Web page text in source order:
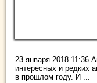
23 января 2018 11:36
интересных и редких
в прошлом году. И ...